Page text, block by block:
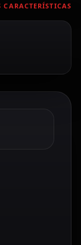
CARACTERÍSTICAS